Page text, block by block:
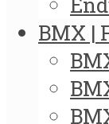
BMX |